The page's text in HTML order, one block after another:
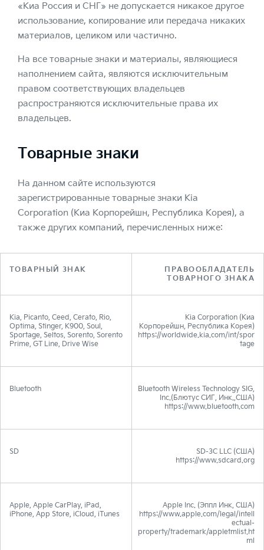
«Киа Россия и СНГ» не допускается никакое другое
использование, копирование или передача никаких
материалов, целиком или частично.
На все товарные знаки и материалы, являющиеся
наполнением сайта, являются исключительным
правом соответствующих владельцев
распространяются исключительные права их
владельцев.
Товарные знаки
На данном сайте используются
зарегистрированные товарные знаки Kia
Corporation (Киа Корпорейшн, Республика Корея), а
также других компаний, перечисленных ниже:
ТОВАРНЫЙ ЗНАК
ПРАВООБЛАДАТЕЛЬ
ТОВАРНОГО ЗНАКА
Kia, Picanto, Ceed, Cerato, Rio,
Optima, Stinger, K900, Soul,
Sportage, Seltos, Sorento, Sorento
Prime, GT Line, Drive Wise
Kia Corporation (Киа
Корпорейшн, Республика Корея)
https://worldwide.kia.com/int/spor
tage
Bluetooth
Bluetooth Wireless Technology SIG,
Inc.(Блютус СИГ, Инк.,США)
https://www.bluetooth.com
SD
SD-3C LLC (США)
https://www.sdcard.org
Apple, Apple CarPlay, iPad,
iPhone, App Store, iCloud, iTunes
Apple Inc. (Эппл Инк, США)
https://www.apple.com/legal/intell
ectual-
property/trademark/appletmlist.ht
ml